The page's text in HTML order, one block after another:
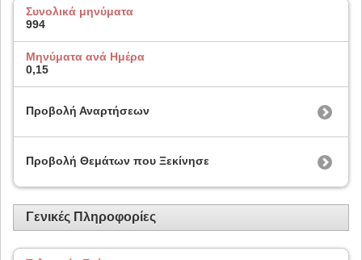
Συνολικά μηνύματα
994
Μηνύματα ανά Ημέρα
0,15
Προβολή Αναρτήσεων
Προβολή Θεμάτων που Ξεκίνησε
Γενικές Πληροφορίες